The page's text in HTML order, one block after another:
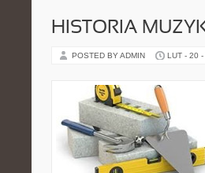
HISTORIA
POSTED BY ADMIN LUT - 20